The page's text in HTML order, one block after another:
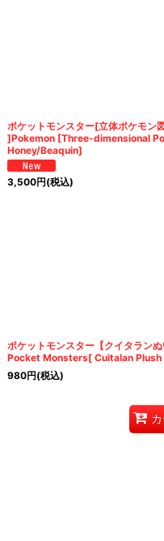
ポケットモンスター[立体ポケモ
]Pokemon [Three-dimensional
Honey/Beaquin]
3,500円(税込)
ポケットモンスター【クイタラン
Pocket Monsters[ Cuitalan
980円(税込)